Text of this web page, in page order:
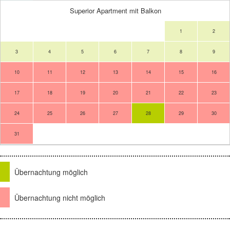
Superior Apartment mit Balkon
1 2
3 4 5 6 7 8 9
10 11 12 13 14 15 16
17 18 19 20 21 22 23
24 25 26 27 28 29 30
31
Übernachtung möglich
Übernachtung nicht möglich